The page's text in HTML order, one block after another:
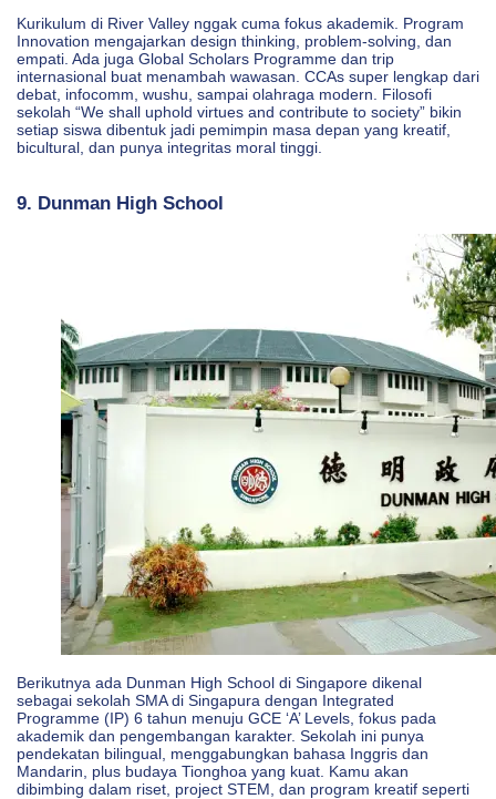
Kurikulum di River Valley nggak cuma fokus akademik. Program
Innovation mengajarkan design thinking, problem-solving, dan
empati. Ada juga Global Scholars Programme dan trip
internasional buat menambah wawasan. CCAs super lengkap dari
debat, infocomm, wushu, sampai olahraga modern. Filosofi
sekolah “We shall uphold virtues and contribute to society” bikin
setiap siswa dibentuk jadi pemimpin masa depan yang kreatif,
bicultural, dan punya integritas moral tinggi.
9. Dunman High School
Berikutnya ada Dunman High School di Singapore dikenal
sebagai sekolah SMA di Singapura dengan Integrated
Programme (IP) 6 tahun menuju GCE ‘A’ Levels, fokus pada
akademik dan pengembangan karakter. Sekolah ini punya
pendekatan bilingual, menggabungkan bahasa Inggris dan
Mandarin, plus budaya Tionghoa yang kuat. Kamu akan
dibimbing dalam riset, project STEM, dan program kreatif seperti